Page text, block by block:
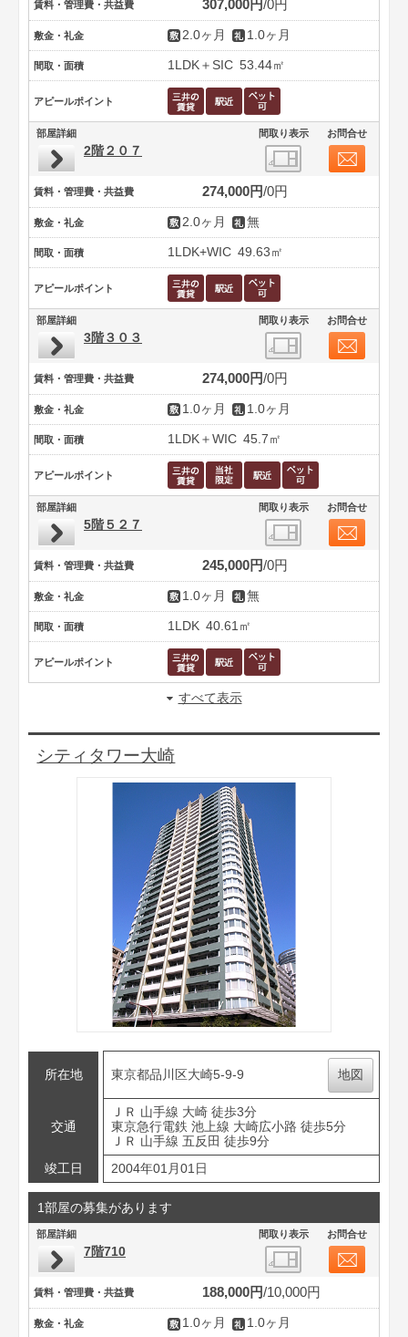
賃料・管理費・共益費 307,000円 0円
敷金・礼金 2.0ヶ月 1.0ヶ月
間取・面積 1LDK＋SIC 53.44㎡
アピールポイント
部屋詳細 間取り表示 お問合せ
2階２０７
賃料・管理費・共益費 274,000円 0円
敷金・礼金 2.0ヶ月 無
間取・面積 1LDK+WIC 49.63㎡
アピールポイント
部屋詳細 間取り表示 お問合せ
3階３０３
賃料・管理費・共益費 274,000円 0円
敷金・礼金 1.0ヶ月 1.0ヶ月
間取・面積 1LDK＋WIC 45.7㎡
アピールポイント
部屋詳細 間取り表示 お問合せ
5階５２７
賃料・管理費・共益費 245,000円 0円
敷金・礼金 1.0ヶ月 無
間取・面積 1LDK 40.61㎡
アピールポイント
すべて表示
シティタワー大崎
所在地 東京都品川区大崎5-9-9 地図
交通
ＪＲ 山手線 大崎 徒歩3分
東京急行電鉄 池上線 大崎広小路 徒歩5分
ＪＲ 山手線 五反田 徒歩9分
竣工日
2004年01月01日
1部屋の募集があります
部屋詳細 間取り表示 お問合せ
7階710
賃料・管理費・共益費 188,000円 10,000円
敷金・礼金 1.0ヶ月 1.0ヶ月